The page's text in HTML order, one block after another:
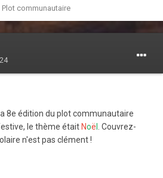
Plot communautaire
8e édition du plot communautaire
le thème était Noë . Couvrez-
n'est pas clément !